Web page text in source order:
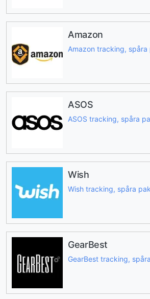
Amazon
Amazon tracking, spåra
ASOS
ASOS tracking, spåra
Wish
Wish tracking, spåra
GearBest
GearBest tracking,